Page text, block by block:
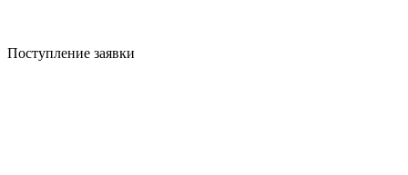
Поступление заявки